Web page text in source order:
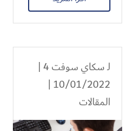
لـسكاي سوفت 4
|
10/01/2022 |
المقالات